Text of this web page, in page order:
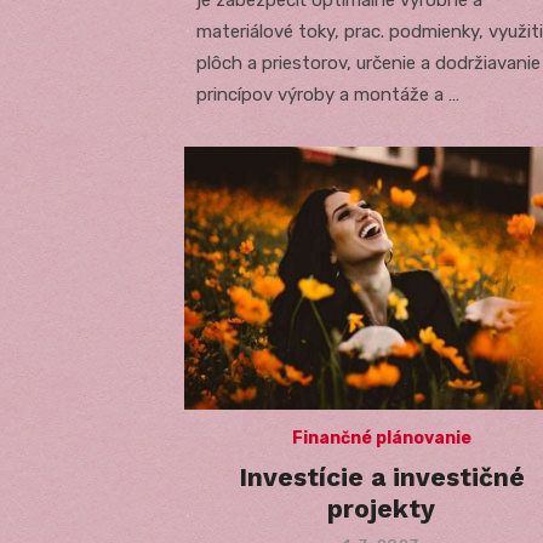
materiálové toky, prac. podmienky,
plôch a priestorov, určenie a dodržiavanie
princípov výroby a montáže a …
Finančné plánovanie
Investície a investičné
projekty